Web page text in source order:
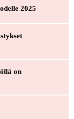
2025
on